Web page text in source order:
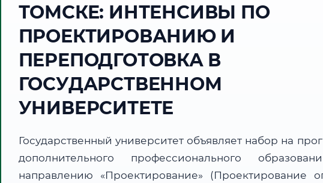
ТОМСКЕ: ИНТЕНСИВЫ ПО
ПРОЕКТИРОВАНИЮ И
ПЕРЕПОДГОТОВКА В
ГОСУДАРСТВЕННОМ
УНИВЕРСИТЕТЕ
Государственный университет объявляет набор на
дополнительного профессионального
направлению «Проектирование» (Проектирование